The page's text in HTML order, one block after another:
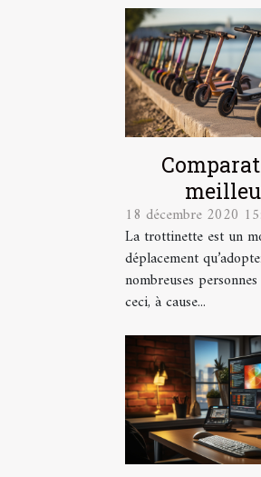
18 décembre 2020
La trottinette est un
déplacement
nombreuses
ceci, à cause...